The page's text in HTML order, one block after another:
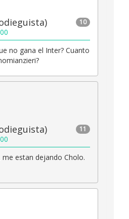
10
no gana el Inter? Cuanto
11
estan dejando Cholo.